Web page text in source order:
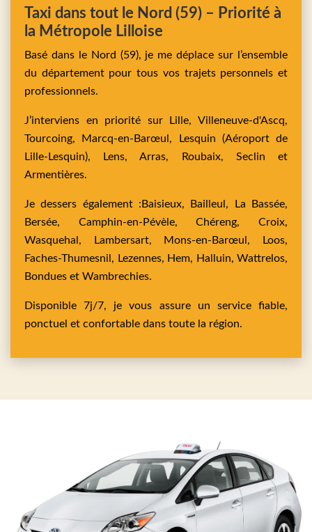
Taxi dans tout le Nord (59) – Priorité à
la Métropole Lilloise
Basé dans le Nord (59), je me déplace sur l’ensemble
du département pour tous vos trajets personnels et
professionnels.
J’interviens en priorité surLille,Villeneuve-d'Ascq,
Tourcoing,
Marcq-en-Barœul, Lesquin (Aéroport de
Lille-Lesquin), Lens,Arras, Roubaix, Seclin et
Armentières.
Je dessers également : Baisieux, Bailleul,
La Bassée,
Bersée, Camphin-en-Pévèle,Chéreng,Croix,
Wasquehal,
Lambersart, Mons-en-Barœul,
Loos,
Faches-Thumesnil, Lezennes, Hem, Halluin, Wattrelos,
Bondues et Wambrechies.
Disponible 7j/7, je vous assure un service fiable,
ponctuel et confortable dans toute la région.